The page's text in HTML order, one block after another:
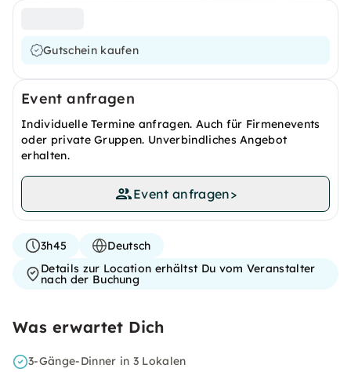
Gutschein kaufen
Event anfragen
Individuelle Termine anfragen. Auch für Firmenevents
oder private Gruppen. Unverbindliches Angebot
erhalten.
Event anfragen>
3h45
Deutsch
Details zur Location erhältst Du vom Veranstalter
nach der Buchung
Was erwartet Dich
3-Gänge-Dinner in 3 Lokalen